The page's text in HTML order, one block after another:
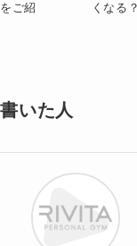
ご紹
くなる？
いた人